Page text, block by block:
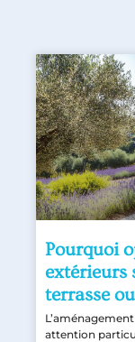
Pourquoi
extérieurs
terrasse
attention